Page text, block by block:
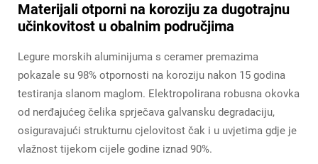
Materijali otporni na koroziju za dugotrajnu
učinkovitost u obalnim područjima
Legure morskih aluminijuma s ceramer premazima
pokazale su 98% otpornosti na koroziju nakon 15 godina
testiranja slanom maglom. Elektropolirana robusna okovka
od nerđajućeg čelika sprječava galvansku degradaciju,
osiguravajući strukturnu cjelovitost čak i u uvjetima gdje je
vlažnost tijekom cijele godine iznad 90%.